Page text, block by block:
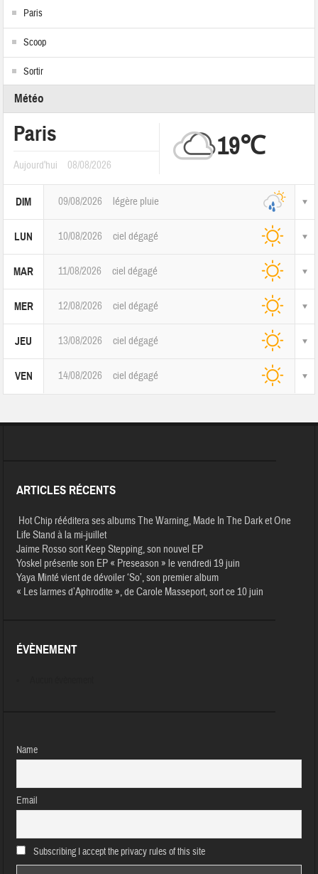
Paris
Scoop
Sortir
Météo
Paris
Aujourd'hui 08/08/2026
19℃
DIM 09/08/2026 légère pluie
LUN 10/08/2026 ciel dégagé
MAR 11/08/2026 ciel dégagé
MER 12/08/2026 ciel dégagé
JEU 13/08/2026 ciel dégagé
VEN 14/08/2026 ciel dégagé
ARTICLES RÉCENTS
Hot Chip rééditera ses albums The Warning, Made In The Dark et One
Life Stand à la mi-juillet
Jaime Rosso sort Keep Stepping, son nouvel EP
Yoskel présente son EP « Preseason » le vendredi 19 juin
Yaya Minté vient de dévoiler ‘So’, son premier album
« Les larmes d’Aphrodite », de Carole Masseport, sort ce 10 juin
ÉVÈNEMENT
Name
Email
Subscribing I accept the privacy rules of this site